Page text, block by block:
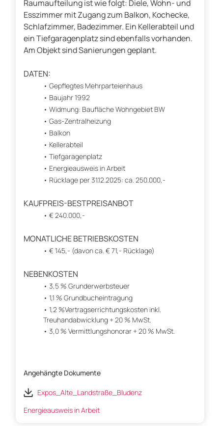
Raumaufteilung ist wie folgt: Diele, Wohn- und
Esszimmer mit Zugang zum Balkon, Kochecke,
Schlafzimmer, Badezimmer. Ein Kellerabteil und
ein Tiefgaragenplatz sind ebenfalls vorhanden.
Am Objekt sind Sanierungen geplant.
DATEN:
Gepflegtes Mehrparteienhaus
Baujahr 1992
Widmung: Baufläche Wohngebiet BW
Gas-Zentralheizung
Balkon
Kellerabteil
Tiefgaragenplatz
Energieausweis in Arbeit
Rücklage per 31.12.2025: ca. 250.000,-
KAUFPREIS-BESTPREISANBOT
€ 240.000,-
MONATLICHE BETRIEBSKOSTEN
€ 145,- (davon ca. € 71,- Rücklage)
NEBENKOSTEN
3,5 % Grunderwerbsteuer
1,1 % Grundbucheintragung
1,2 %Vertragserrichtungskosten inkl.
Treuhandabwicklung + 20 % MwSt.
3,0 % Vermittlungshonorar + 20 % MwSt.
Angehängte Dokumente
Expos_Alte_Landstraße_Bludenz
Energieausweis in Arbeit